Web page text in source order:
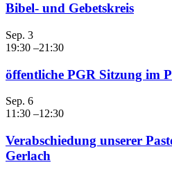
Bibel- und Gebetskreis
Sep. 3
19:30 –21:30
öffentliche PGR Sitzung im
Sep. 6
11:30 –12:30
Verabschiedung unserer
Gerlach